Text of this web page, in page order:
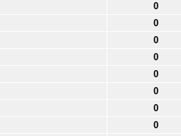
0
0
0
0
0
0
0
0